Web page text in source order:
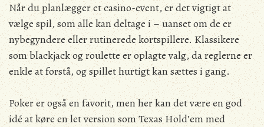
Når du planlægger et casino-event, er det vigtigt at
vælge spil, som alle kan deltage i – uanset om de er
nybegyndere eller rutinerede kortspillere. Klassikere
som blackjack og roulette er oplagte valg, da reglerne er
enkle at forstå, og spillet hurtigt kan sættes i gang.
Poker er også en favorit, men her kan det være en god
idé at køre en let version som Texas Hold’em med